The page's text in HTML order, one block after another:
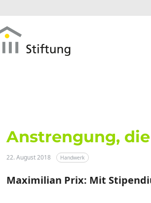
Anstrengung,
22. August 2018 Handwerk
Maximilian Prix: Mit